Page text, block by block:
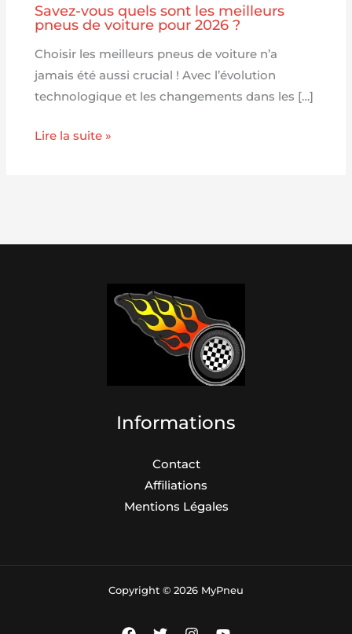
Savez-vous quels sont les meilleurs
pneus de voiture pour 2026 ?
Choisir les meilleurs pneus de voiture n’a
jamais été aussi crucial ! Avec l’évolution
technologique et les changements dans les […]
Lire la suite »
Informations
Contact
Affiliations
Mentions Légales
Copyright © 2026 MyPneu